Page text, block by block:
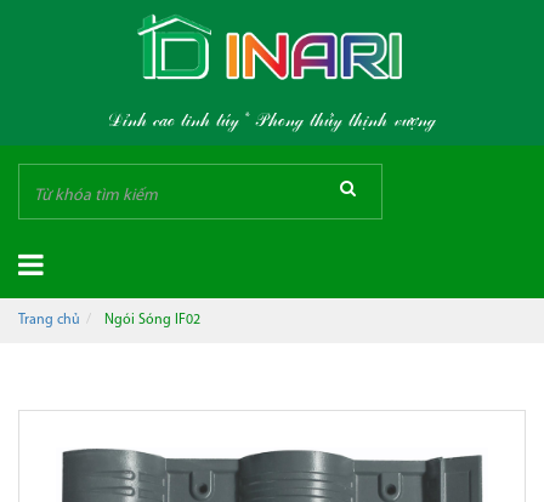
Đỉnh cao tinh túy * Phong thủy thịnh vượng
Trang chủ Ngói Sóng IF02